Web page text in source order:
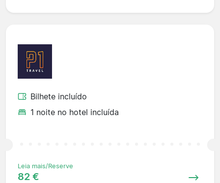
Bilhete incluído
1 noite no hotel incluída
Leia mais/Reserve
82 €